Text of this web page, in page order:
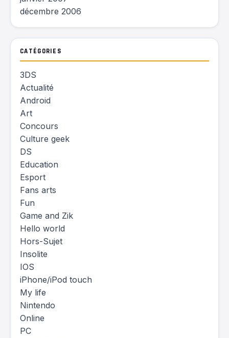
décembre 2006
CATÉGORIES
3DS
Actualité
Android
Art
Concours
Culture geek
DS
Education
Esport
Fans arts
Fun
Game and Zik
Hello world
Hors-Sujet
Insolite
IOS
iPhone/iPod touch
My life
Nintendo
Online
PC